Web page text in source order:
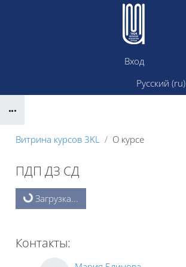
Перейти к основному содержанию
Вход
Русский ‎(ru)‎
Витрина курсов 3KL О курсе
ПДП ДЗ СД
БлокиЗагрузка...
Контакты: